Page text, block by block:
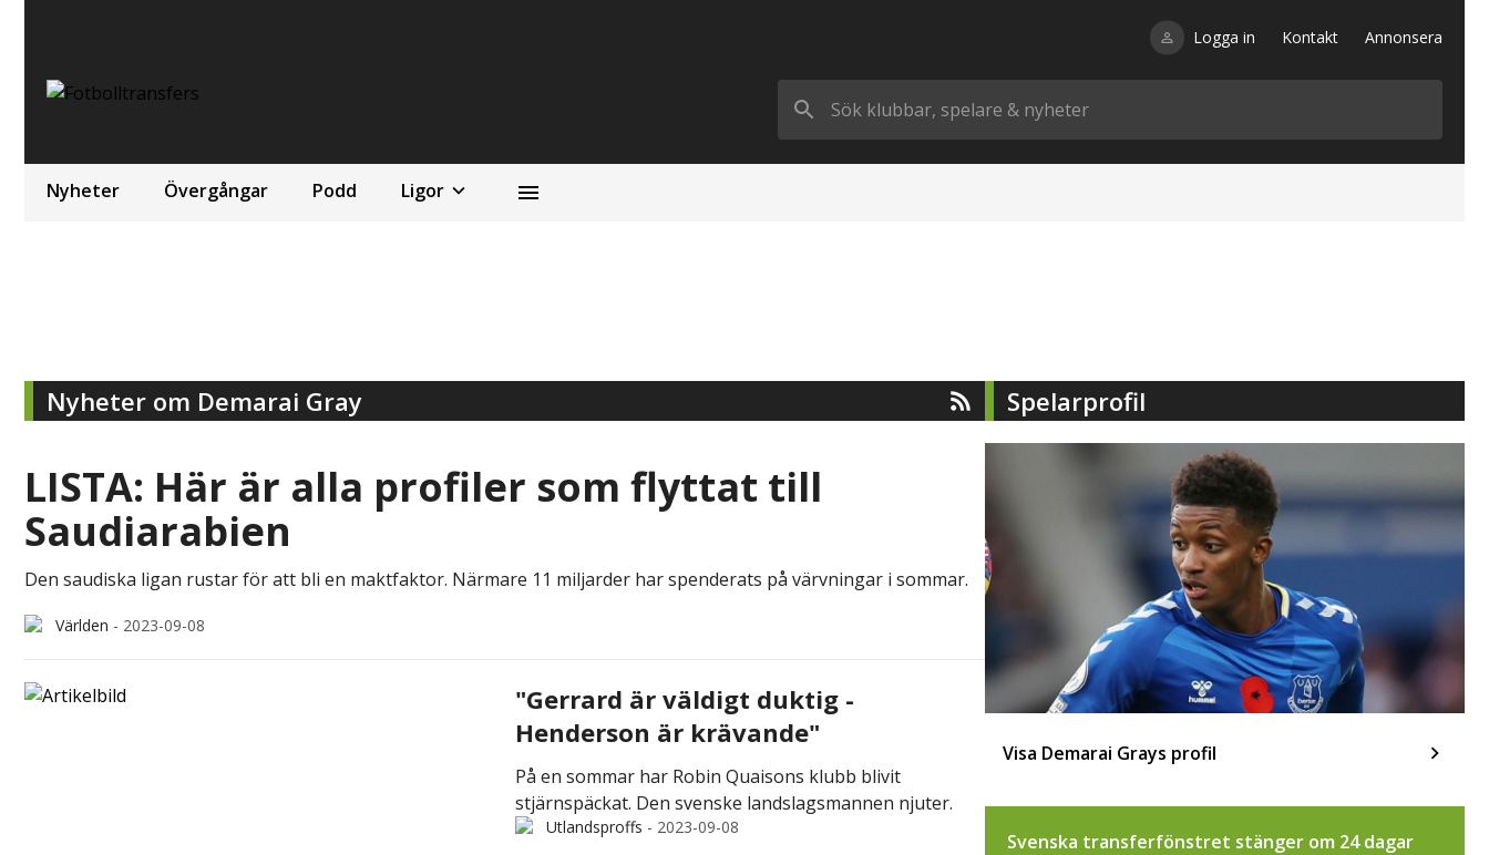
Logga in Kontakt Annonsera
Nyheter Övergångar Podd Ligor
Nyheter om Demarai Gray
LISTA: Här är alla profiler som flyttat till
Saudiarabien
Den saudiska ligan rustar för att bli en maktfaktor. Närmare 11 miljarder har spenderats på värvningar i sommar.
Världen - 2023-09-08
"Gerrard är väldigt duktig -
Henderson är krävande"
På en sommar har Robin Quaisons klubb blivit
stjärnspäckat. Den svenske landslagsmannen njuter.
Utlandsproffs - 2023-09-08
Spelarprofil
Visa Demarai Grays profil
Svenska transferfönstret stänger om 24 dagar